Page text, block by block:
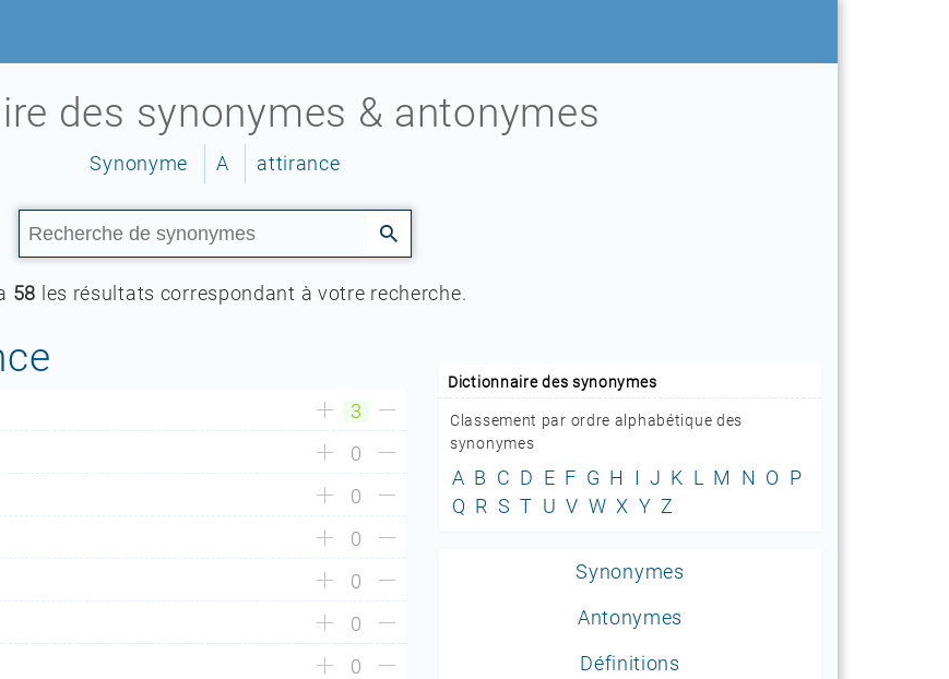
des synonymes & antonymes
Synonyme A attirance
58 les résultats correspondant à votre recherche.
3
0
0
0
0
0
0
Dictionnaire des synonymes
Classement par ordre alphabétique des
synonymes
A B C D E F G H I J K L M N O P
Q R S T U V W X Y Z
Synonymes
Antonymes
Définitions